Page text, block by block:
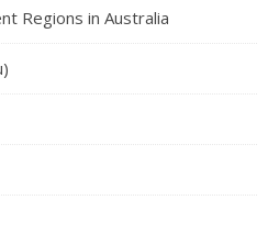
Regions in Australia